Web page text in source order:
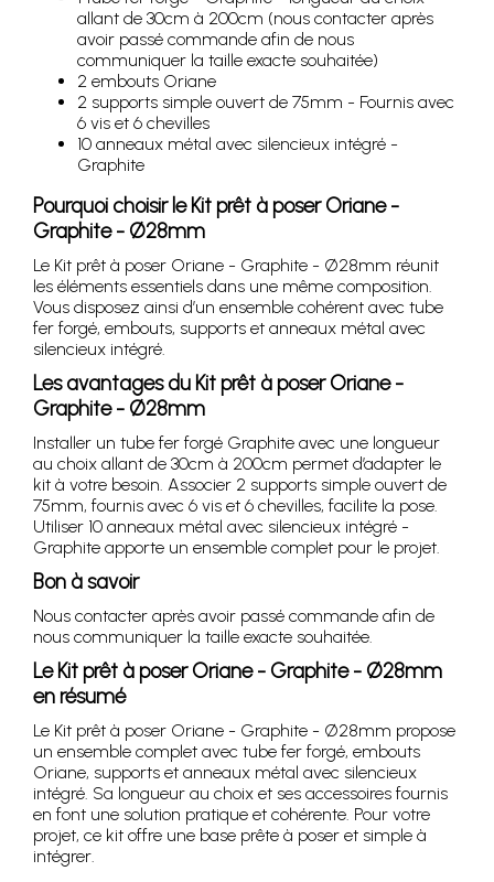
allant de 30cm à 200cm (nous contacter après
avoir passé commande afin de nous
communiquer la taille exacte souhaitée)
2 embouts Oriane
2 supports simple ouvert de 75mm - Fournis avec
6 vis et 6 chevilles
10 anneaux métal avec silencieux intégré -
Graphite
Pourquoi choisir le Kit prêt à poser Oriane -
Graphite - Ø28mm
Le Kit prêt à poser Oriane - Graphite - Ø28mm réunit
les éléments essentiels dans une même composition.
Vous disposez ainsi d’un ensemble cohérent avec tube
fer forgé, embouts, supports et anneaux métal avec
silencieux intégré.
Les avantages du Kit prêt à poser Oriane -
Graphite - Ø28mm
Installer un tube fer forgé Graphite avec une longueur
au choix allant de 30cm à 200cm permet d’adapter le
kit à votre besoin. Associer 2 supports simple ouvert de
75mm, fournis avec 6 vis et 6 chevilles, facilite la pose.
Utiliser 10 anneaux métal avec silencieux intégré -
Graphite apporte un ensemble complet pour le projet.
Bon à savoir
Nous contacter après avoir passé commande afin de
nous communiquer la taille exacte souhaitée.
Le Kit prêt à poser Oriane - Graphite - Ø28mm
en résumé
Le Kit prêt à poser Oriane - Graphite - Ø28mm propose
un ensemble complet avec tube fer forgé, embouts
Oriane, supports et anneaux métal avec silencieux
intégré. Sa longueur au choix et ses accessoires fournis
en font une solution pratique et cohérente. Pour votre
projet, ce kit offre une base prête à poser et simple à
intégrer.